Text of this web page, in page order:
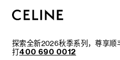
探索全新2026秋季系列，尊享
打400 690 0012